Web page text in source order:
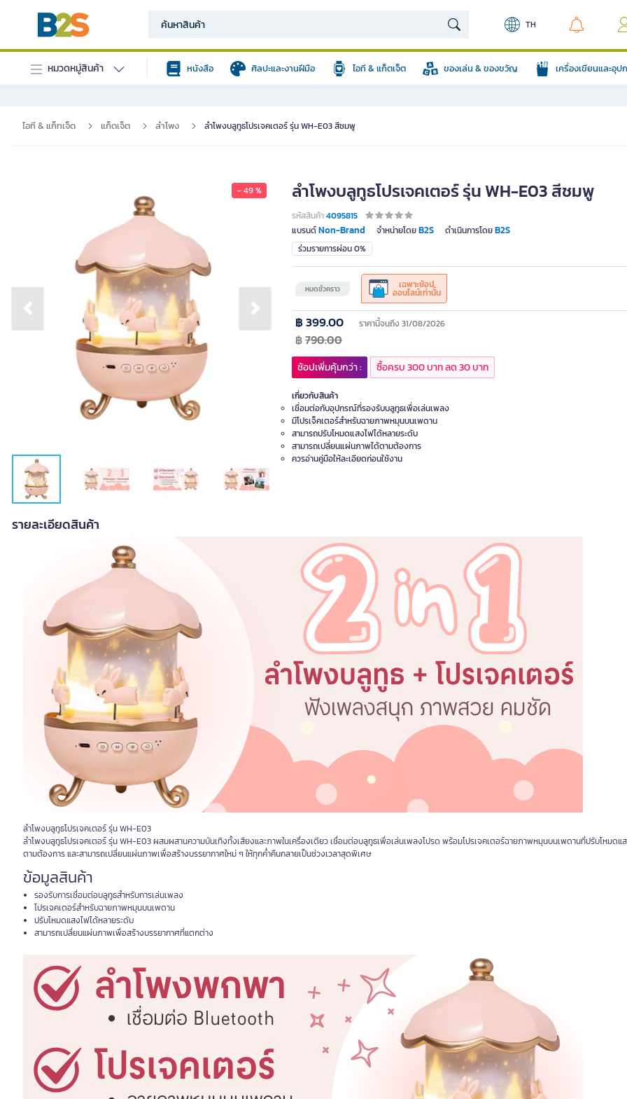
TH
หมวดหมู่สินค้า หนังสือ ศิลปะและงานฝีมือ ไอที & แก็ตเจ็ต ของเล่น & ของขวัญ เครื่องเขียนและอุ
ไอที & แก็ทเจ็ด แก็ดเจ็ต ลำโพง ลำโพงบลูทูธโปรเจคเตอร์ รุ่น WH-E03 สีชมพู
- 49 %
Previous slide Next slide
ลำโพงบลูทูธโปรเจคเตอร์ รุ่น WH-E03 สีชมพู
รหัสสินค้า4095815
แบรนด์Non-Brand จำหน่ายโดยB2S ดำเนินการโดยB2S
ร่วมรายการผ่อน 0%
หมดชั่วคราว เฉพาะช้อป
ออนไลน์เท่านั้น
฿ 399.00 ราคานี้จนถึง 31/08/2026
฿790.00
ช้อปเพิ่มคุ้มกว่า : ซื้อครบ 300 บาท ลด 30 บาท
เกี่ยวกับสินค้า
เชื่อมต่อกับอุปกรณ์ที่รองรับบลูทูธเพื่อเล่นเพลง
มีโปรเจ็คเตอร์สำหรับฉายภาพหมุนบนเพดาน
สามารถปรับโหมดแสงไฟได้หลายระดับ
สามารถเปลี่ยนแผ่นภาพได้ตามต้องการ
ควรอ่านคู่มือให้ละเอียดก่อนใช้งาน
รายละเอียดสินค้า
ลำโพงบลูทูธโปรเจคเตอร์ รุ่น WH-E03
ลำโพงบลูทูธโปรเจคเตอร์ รุ่น WH-E03 ผสมผสานความบันเทิงทั้งเสียงและภาพในเครื่องเดียว เชื่อมต่อบลูทูธเพื่อเล่นเพลงโปรด พร้อมโปรเจคเตอร์ฉายภาพหมุนบนเพดานที่ปรับโหมดแ
ตามต้องการ และสามารถเปลี่ยนแผ่นภาพเพื่อสร้างบรรยากาศใหม่ ๆ ให้ทุกค่ำคืนกลายเป็นช่วงเวลาสุดพิเศษ
ข้อมูลสินค้า
รองรับการเชื่อมต่อบลูทูธสำหรับการเล่นเพลง
โปรเจคเตอร์สำหรับฉายภาพหมุนบนเพดาน
ปรับโหมดแสงไฟได้หลายระดับ
สามารถเปลี่ยนแผ่นภาพเพื่อสร้างบรรยากาศที่แตกต่าง